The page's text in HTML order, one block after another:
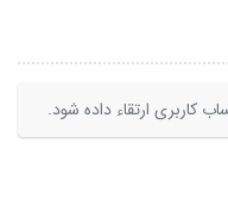
کاربری ارتقاء داده شود.